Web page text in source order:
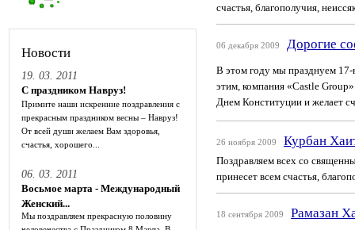
Новости
19. 03. 2011
С праздником Навруз!
Примите наши искренние поздравления с
прекрасным праздником весны – Навруз!
От всей души желаем Вам здоровья,
счастья, хорошего...
06. 03. 2011
Восьмое марта - Международный
Женский...
Мы поздравляем прекрасную половину
счастья, благополучия,
06 декабря 2009 Дорогие
В этом году мы празднуем
этим, компания «Castle
Днем Конституции и желает
26 ноября 2009 Курбан
Поздравляем всех со
принесет всем счастья,
18 сентября 2009 Рамазан